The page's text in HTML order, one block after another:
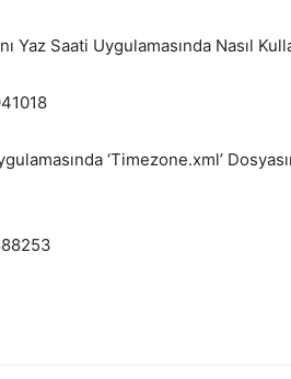
Yaz Saati Uygulamasında Nasıl
‘Timezone.xml’